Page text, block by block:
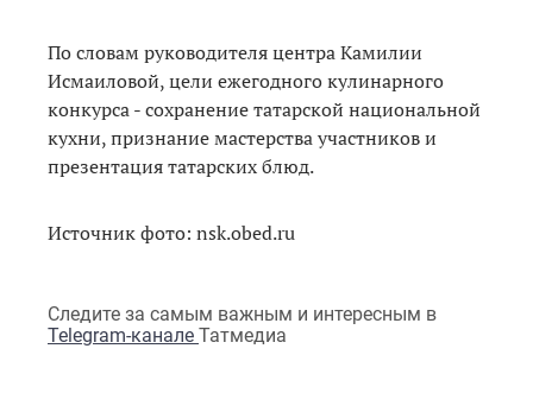
По словам руководителя центра Камилии
Исмаиловой, цели ежегодного кулинарного
конкурса - сохранение татарской национальной
кухни, признание мастерства участников и
презентация татарских блюд.
Источник фото: nsk.obed.ru
Следите за самым важным и интересным в
Telegram-канале Татмедиа